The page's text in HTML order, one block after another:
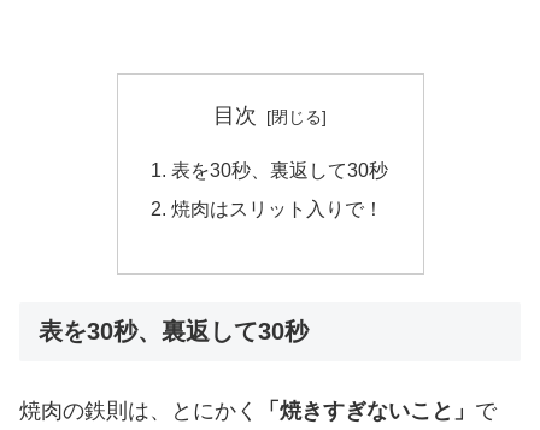
目次
表を30秒、裏返して30秒
焼肉はスリット入りで！
表を30秒、裏返して30秒
焼肉の鉄則は、とにかく 「焼きすぎないこと」 で